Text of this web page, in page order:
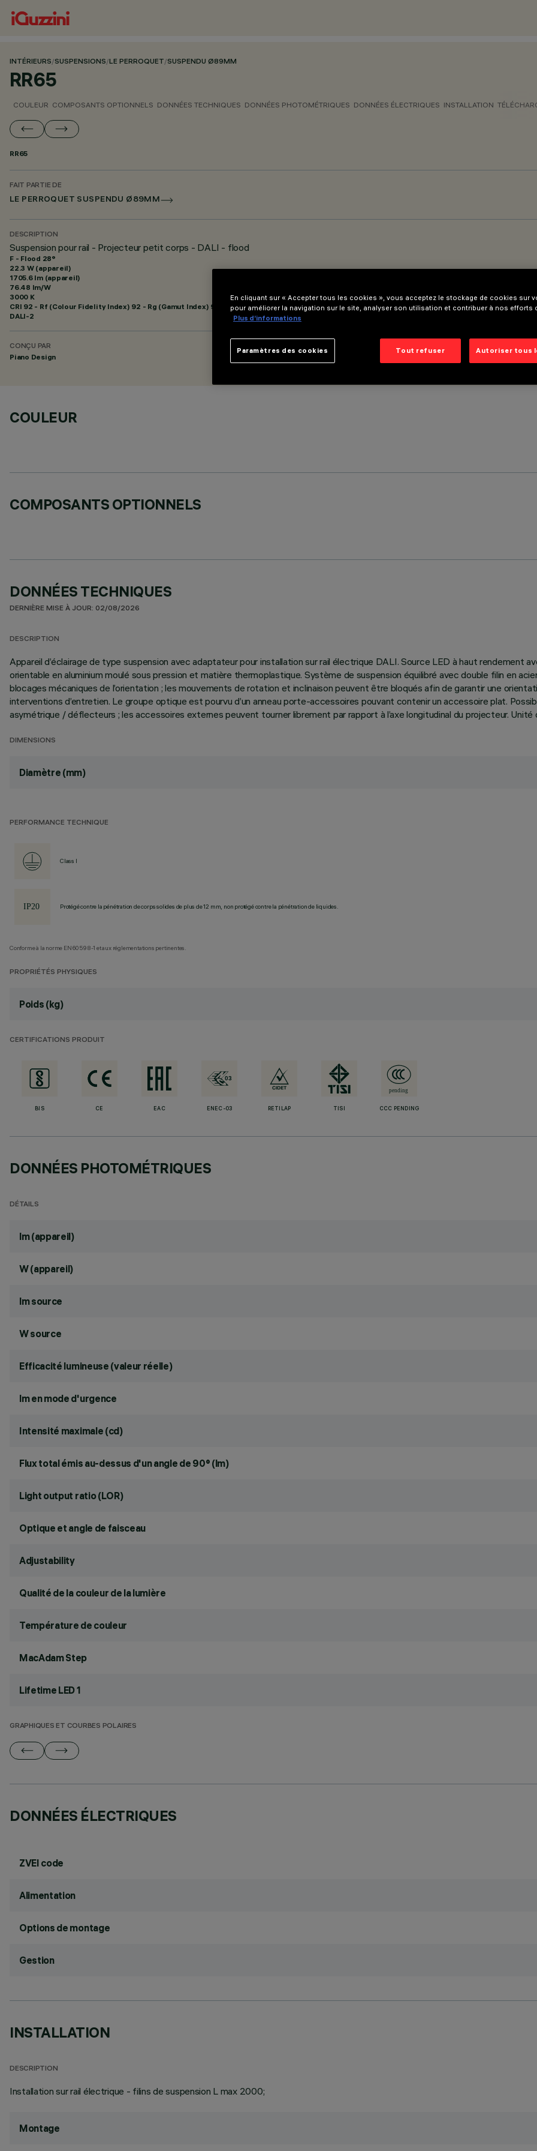
INTÉRIEURS/SUSPENSIONS/LE PERROQUET/SUSPENDU Ø89MM
RR65
COULEUR COMPOSANTS OPTIONNELS DONNÉES TECHNIQUES DONNÉES PHOTOMÉTRIQUES DONNÉES ÉLECTRIQUES INSTALLATION
RR65
FAIT PARTIE DE
LE PERROQUET SUSPENDU Ø89MM
DESCRIPTION
Suspension pour rail - Projecteur petit corps - DALI - flood
F - Flood 28°
22.3 W (appareil)
1705.6 lm (appareil)
76.48 lm/W
3000 K
CRI 92 - Rf (Colour Fidelity Index) 92 - Rg (Gamut Index) 99
DALI-2
CONÇU PAR
Piano Design
COULEUR
COMPOSANTS OPTIONNELS
DONNÉES TECHNIQUES
DERNIÈRE MISE À JOUR: 02/08/2026
DESCRIPTION
Appareil d’éclairage de type suspension avec adaptateur pour installation sur rail électrique DALI. Source LED à haut rendement
orientable en aluminium moulé sous pression et matière thermoplastique. Système de suspension équilibré avec double filin en
blocages mécaniques de l’orientation ; les mouvements de rotation et inclinaison peuvent être bloqués afin de garantir une
interventions d’entretien. Le groupe optique est pourvu d’un anneau porte-accessoires pouvant contenir un accessoire plat.
asymétrique / déflecteurs ; les accessoires externes peuvent tourner librement par rapport à l’axe longitudinal du projecteur.
DIMENSIONS
Diamètre (mm)
PERFORMANCE TECHNIQUE
Class I
Protégé contre la pénétration de corps solides de plus de 12 mm, non protégé contre la pénétration de liquides.
Conforme à la norme EN60598-1 et aux réglementations pertinentes.
PROPRIÉTÉS PHYSIQUES
Poids (kg)
CERTIFICATIONS PRODUIT
BIS CE EAC ENEC-03 RETILAP TISI CCC PENDING
DONNÉES PHOTOMÉTRIQUES
DÉTAILS
lm (appareil)
W (appareil)
lm source
W source
Efficacité lumineuse (valeur réelle)
lm en mode d'urgence
Intensité maximale (cd)
Flux total émis au-dessus d'un angle de 90° (lm)
Light output ratio (LOR)
Optique et angle de faisceau
Adjustability
Qualité de la couleur de la lumière
Température de couleur
MacAdam Step
Lifetime LED 1
GRAPHIQUES ET COURBES POLAIRES
DONNÉES ÉLECTRIQUES
ZVEI code
Alimentation
Options de montage
Gestion
INSTALLATION
DESCRIPTION
Installation sur rail électrique - filins de suspension L max 2000;
Montage
En cliquant sur « Accepter tous les cookies », vous acceptez le stockage de cookies sur
pour améliorer la navigation sur le site, analyser son utilisation et contribuer à nos efforts
Plus d’informations
Tout refuser Autoriser tous
Paramètres des cookies